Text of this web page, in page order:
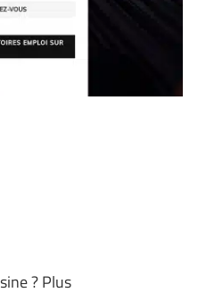
? Plus